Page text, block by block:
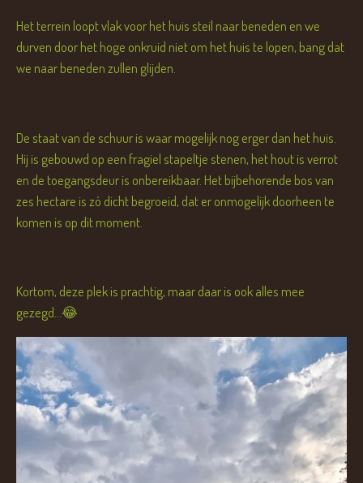
Het terrein loopt vlak voor het huis steil naar beneden en we
durven door het hoge onkruid niet om het huis te lopen, bang dat
we naar beneden zullen glijden.
De staat van de schuur is waar mogelijk nog erger dan het huis.
Hij is gebouwd op een fragiel stapeltje stenen, het hout is verrot
en de toegangsdeur is onbereikbaar. Het bijbehorende bos van
zes hectare is zó dicht begroeid, dat er onmogelijk doorheen te
komen is op dit moment.
Kortom, deze plek is prachtig, maar daar is ook alles mee
gezegd...😂